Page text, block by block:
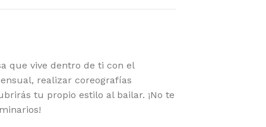
que vive dentro de ti con el
realizar coreografías
tu propio estilo al bailar. ¡No te